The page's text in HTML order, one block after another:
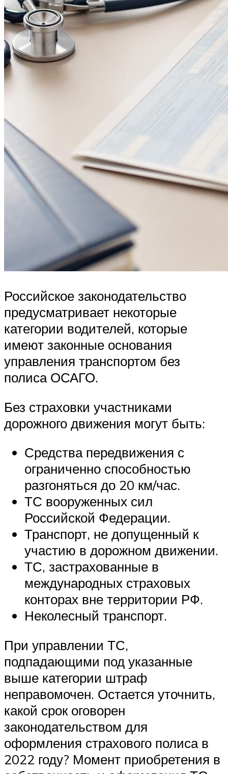
Российское законодательство
предусматривает некоторые
категории водителей, которые
имеют законные основания
управления транспортом без
полиса ОСАГО.
Без страховки участниками
дорожного движения могут быть:
Средства передвижения с
ограниченно способностью
разгоняться до 20 км/час.
ТС вооруженных сил
Российской Федерации.
Транспорт, не допущенный к
участию в дорожном движении.
ТС, застрахованные в
международных страховых
конторах вне территории РФ.
Неколесный транспорт.
При управлении ТС,
подпадающими под указанные
выше категории штраф
неправомочен. Остается уточнить,
какой срок оговорен
законодательством для
оформления страхового полиса в
2022 году? Момент приобретения в